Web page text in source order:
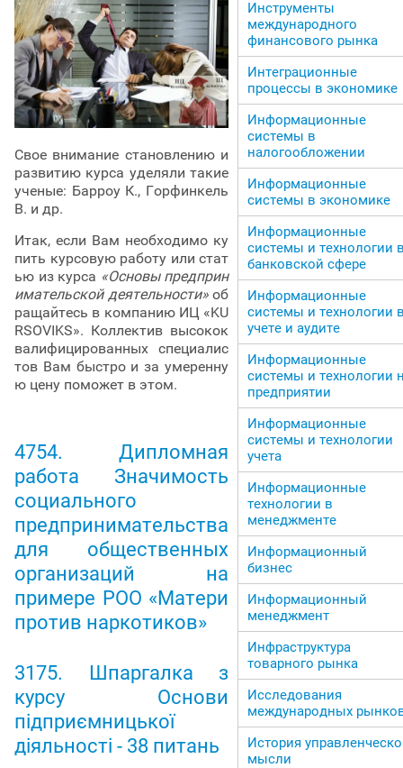
Свое внимание становлению и
развитию курса уделяли такие
ученые: Барроу К., Горфинкель
В. и др.
Итак, если Вам необходимо ку
пить курсовую работу или стат
ью из курса «Основы предприн
имательской деятельности»об
ращайтесь в компанию ИЦ «KU
RSOVIKS». Коллектив высокок
валифицированных специалис
тов Вам быстро и за умеренну
ю цену поможет в этом.
4754. Дипломная
работа Значимость
социального
предпринимательства
для общественных
организаций на
примере РОО «Матери
против наркотиков»
3175. Шпаргалка з
курсу Основи
підприємницької
діяльності - 38 питань
Инструменты
международного
финансового рынка
Интеграционные
процессы в экономике
Информационные
системы в
налогообложении
Информационные
системы в экономике
Информационные
системы и технологии
банковской сфере
Информационные
системы и технологии
учете и аудите
Информационные
системы и технологии
предприятии
Информационные
системы и технологии
учета
Информационные
технологии в
менеджменте
Информационный
бизнес
Информационный
менеджмент
Инфраструктура
товарного рынка
Исследования
международных
История
мысли